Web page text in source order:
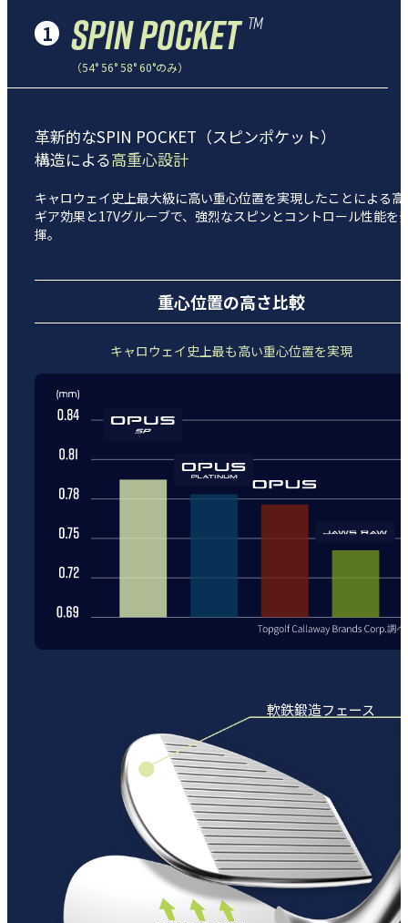
1 SPIN POCKET TM
（54° 56° 58° 60°のみ）
革新的なSPIN POCKET（スピンポケット）
構造による高重心設計
キャロウェイ史上最大級に高い重心位置を実現したことによる高
ギア効果と17Vグルーブで、強烈なスピンとコントロール性能を
揮。
重心位置の高さ比較
キャロウェイ史上最も高い重心位置を実現
軟鉄鍛造フェース